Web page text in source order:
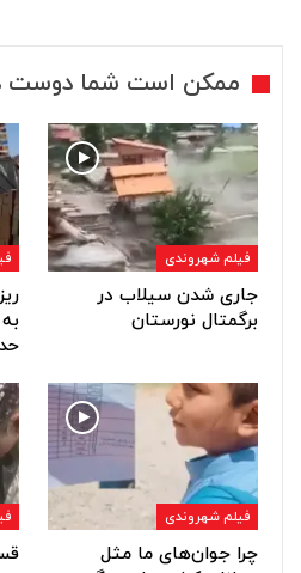
ممکن است شما دوست
فیلم شهروندی
جاری شدن سیلاب در
برگمتال نورستان
حد
فیلم شهروندی
چرا جوان‌های ما مثل